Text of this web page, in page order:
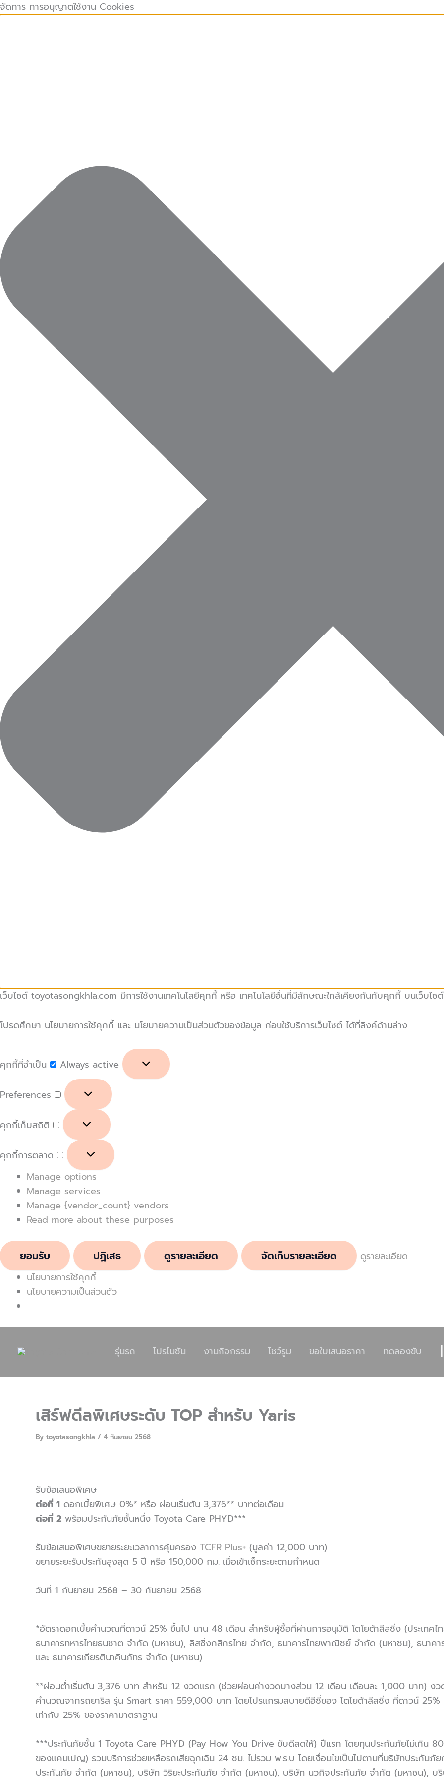
จัดการ การอนุญาตใช้งาน Cookies
เว็บไซต์ toyotasongkhla.com มีการใช้งานเทคโนโลยีคุกกี้ หรือ เทคโนโลยีอื่นที่มีลักษณะใกล้เคียงกันกับคุกกี้ บนเว็บไซต์
โปรดศึกษา นโยบายการใช้คุกกี้ และ นโยบายความเป็นส่วนตัวของข้อมูล ก่อนใช้บริการเว็บไซต์ ได้ที่ลิงค์ด้านล่าง
คุกกี้ที่จำเป็น
คุกกี้
ที่
Always active
Preferences
Preferences
คุกกี้เก็บสถิติ
คุกกี้
เก็บ
คุกกี้การตลาด
คุกกี้
การ
Manage options
Manage services
Manage {vendor_count} vendors
Read more about these purposes
ยอมรับ ปฏิเสธ ดูรายละเอียด จัดเก็บรายละเอียด
ดูรายละเอียด
นโยบายการใช้คุกกี้
นโยบายความเป็นส่วนตัว
Skip
รุ่นรถ โปรโมชัน งานกิจกรรม โชว์รูม ขอใบเสนอราคา ทดลองขับ |
เสิร์ฟดีลพิเศษระดับ TOP สำหรับ Yaris
By toyotasongkhla / 4 กันยายน 2568
รับข้อเสนอพิเศษ
ต่อที่ 1 ดอกเบี้ยพิเศษ 0%* หรือ ผ่อนเริ่มต้น 3,376** บาทต่อเดือน
ต่อที่ 2 พร้อมประกันภัยชั้นหนึ่ง Toyota Care PHYD***
รับข้อเสนอพิเศษขยายระยะเวลาการคุ้มครอง TCFR Plus+ (มูลค่า 12,000 บาท)
ขยายระยะรับประกันสูงสุด 5 ปี หรือ 150,000 กม. เมื่อเข้าเช็กระยะตามกำหนด
วันที่ 1 กันยายน 2568 – 30 กันยายน 2568
*อัตราดอกเบี้ยคำนวณที่ดาวน์ 25% ขึ้นไป นาน 48 เดือน สำหรับผู้ซื้อที่ผ่านการอนุมัติ โตโยต้าลีสซิ่ง (ประเทศ
ธนาคารทหารไทยธนชาต จำกัด (มหาชน), ลิสซิ่งกสิกรไทย จำกัด, ธนาคารไทยพาณิชย์ จำกัด (มหาชน), ธนาค
และ ธนาคารเกียรตินาคินภัทร จำกัด (มหาชน)
**ผ่อนต่ำเริ่มต้น 3,376 บาท สำหรับ 12 งวดแรก (ช่วยผ่อนค่างวดบางส่วน 12 เดือน เดือนละ 1,000 บาท)
คำนวณจากรถยาริส รุ่น Smart ราคา 559,000 บาท โดยโปรแกรมสบายดีอีซี่ของ โตโยต้าลีสซิ่ง ที่ดาวน์
เท่ากับ 25% ของราคามาตราฐาน
***ประกันภัยชั้น 1 Toyota Care PHYD (Pay How You Drive ขับดีลดให้) ปีแรก โดยทุนประกันภัยไม่เกิน
ของแคมเปญ) รวมบริการช่วยเหลือรถเสียฉุกเฉิน 24 ชม. ไม่รวม พ.ร.บ โดยเงื่อนไขเป็นไปตามที่บริษัทประกัน
ประกันภัย จำกัด (มหาชน), บริษัท วิริยะประกันภัย จำกัด (มหาชน), บริษัท นวกิจประกันภัย จำกัด (มหาชน),